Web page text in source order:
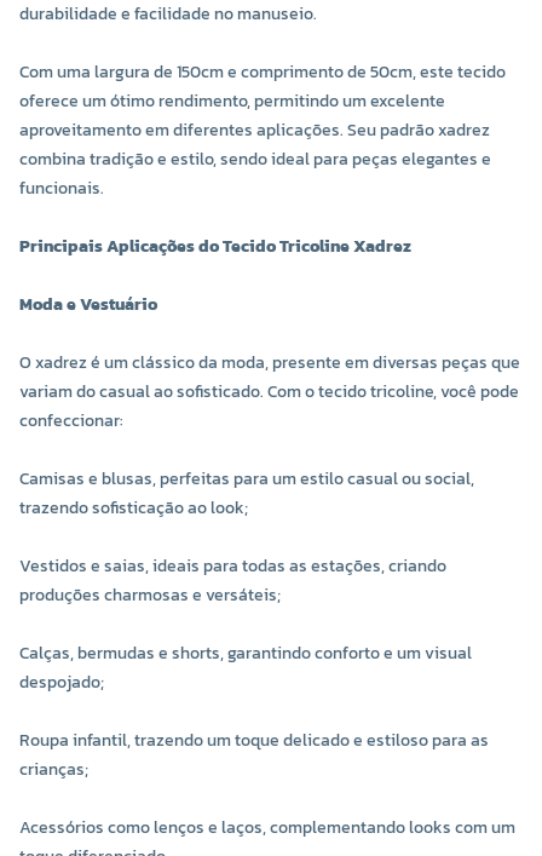
durabilidade e facilidade no manuseio.
Com uma largura de 150cm e comprimento de 50cm, este tecido
oferece um ótimo rendimento, permitindo um excelente
aproveitamento em diferentes aplicações. Seu padrão xadrez
combina tradição e estilo, sendo ideal para peças elegantes e
funcionais.
Principais Aplicações do Tecido Tricoline Xadrez
Moda e Vestuário
O xadrez é um clássico da moda, presente em diversas peças que
variam do casual ao sofisticado. Com o tecido tricoline, você pode
confeccionar:
Camisas e blusas, perfeitas para um estilo casual ou social,
trazendo sofisticação ao look;
Vestidos e saias, ideais para todas as estações, criando
produções charmosas e versáteis;
Calças, bermudas e shorts, garantindo conforto e um visual
despojado;
Roupa infantil, trazendo um toque delicado e estiloso para as
crianças;
Acessórios como lenços e laços, complementando looks com um